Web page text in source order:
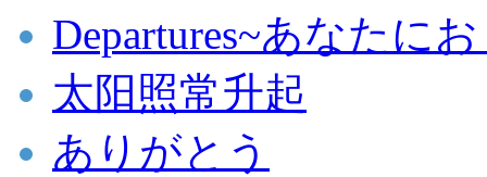
Departures~あなたに
太阳照常升起
ありがとう